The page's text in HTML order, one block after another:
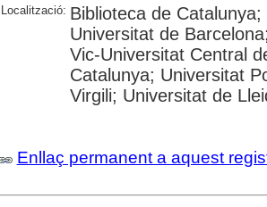
Localització: Biblioteca de
Universitat de
Vic-Universitat Central
Catalunya; Universitat
Virgili; Universitat de
Enllaç permanent a aquest